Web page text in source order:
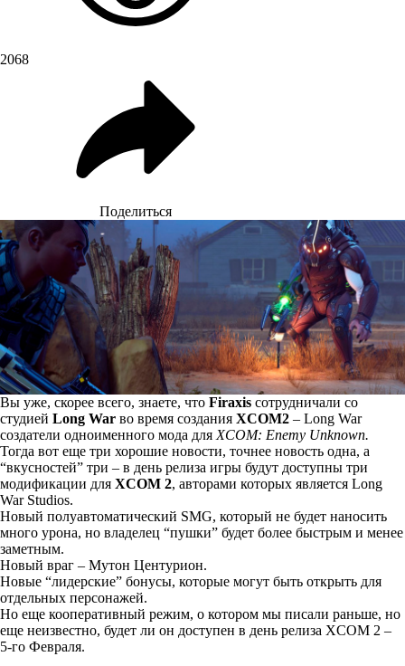
2068
Поделиться
Вы уже, скорее всего, знаете, что Firaxis сотрудничали со
студией Long War во время создания XCOM2 – Long War
создатели одноименного мода для XCOM: Enemy Unknown.
Тогда вот еще три хорошие новости, точнее новость одна, а
“вкусностей” три – в день релиза игры будут доступны три
модификации для XCOM 2, авторами которых является Long
War Studios.
Новый полуавтоматический SMG, который не будет наносить
много урона, но владелец “пушки” будет более быстрым и менее
заметным.
Новый враг – Мутон Центурион.
Новые “лидерские” бонусы, которые могут быть открыть для
отдельных персонажей.
Но еще кооперативный режим, о котором мы писали раньше, но
еще неизвестно, будет ли он доступен в день релиза XCOM 2 –
5-го Февраля.